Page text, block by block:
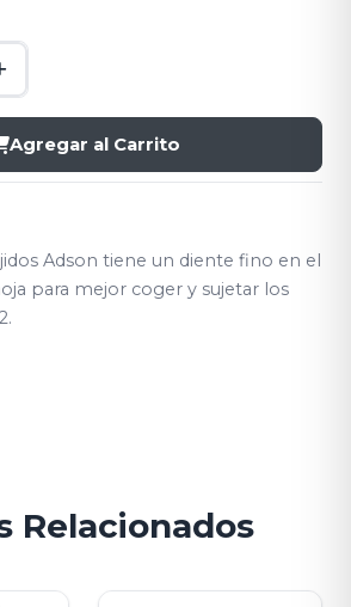
Agregar al Carrito
Adson tiene un diente fino en el
para mejor coger y sujetar los
Relacionados